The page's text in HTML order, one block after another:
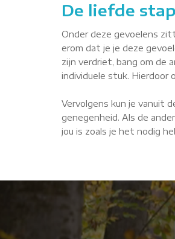
De liefde
Onder deze gevoelens
erom dat je je deze
zijn verdriet, bang om de
individuele stuk. Hierdoor
Vervolgens kun je vanuit
genegenheid. Als de
jou is zoals je het nodig